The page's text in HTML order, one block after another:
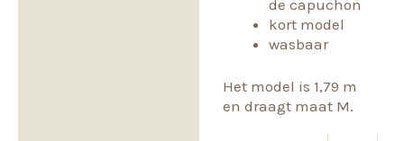
de capuchon
kort model
wasbaar
Het model is 1,79 m
en draagt maat M.